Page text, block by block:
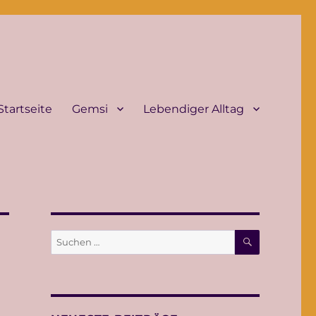
Gemsi Lebendiger Alltag
Suche
nach:
SUCHEN